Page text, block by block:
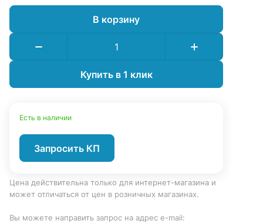
В корзину
Купить в 1 клик
Есть в наличии
Запросить КП
Цена действительна только для интернет-магазина и
может отличаться от цен в розничных магазинах.
Вы можете направить запрос на адрес e-mail: